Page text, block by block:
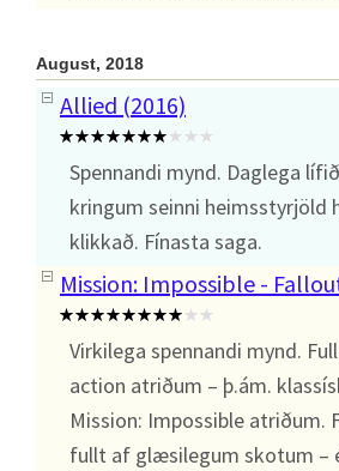
August, 2018
Allied (2016)
Spennandi mynd. Daglega
kringum seinni heimsstyrjöld
klikkað. Fínasta saga.
Mission: Impossible -
Virkilega spennandi mynd.
action atriðum – þ.ám.
Mission: Impossible atriðum.
fullt af glæsilegum skotum –